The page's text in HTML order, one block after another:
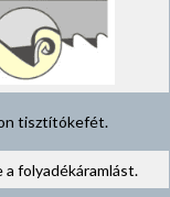
tisztítókefét.
a folyadékáramlást.